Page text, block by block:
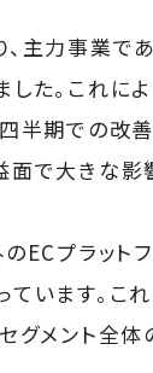
主力事業で
た。これに
半期での改
で大きな影
ECプラッ
います。こ
グメント全